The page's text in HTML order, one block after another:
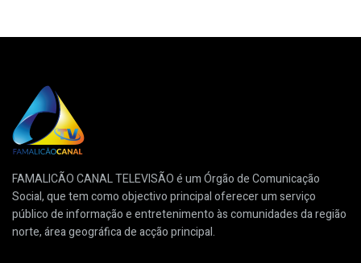
FAMALICÃO CANAL TELEVISÃO é um Órgão de Comunicação
Social, que tem como objectivo principal oferecer um serviço
público de informação e entretenimento às comunidades da região
norte, área geográfica de acção principal.